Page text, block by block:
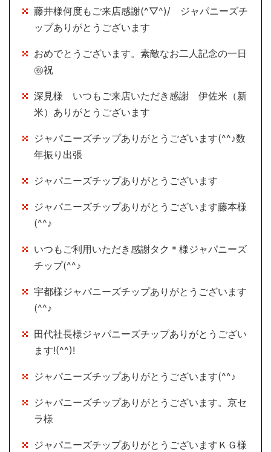
藤井様何度もご来店感謝(^▽^)/ ジャパニーズチ
ップありがとうございます
おめでとうございます。素敵なお二人記念の一日
㊗祝
深見様 いつもご来店いただき感謝 伊佐米（新
米）ありがとうございます
ジャパニーズチップありがとうございます(^^♪数
年振り出張
ジャパニーズチップありがとうございます
ジャパニーズチップありがとうございます藤本様
(^^♪
いつもご利用いただき感謝タク＊様ジャパニーズ
チップ(^^♪
宇都様ジャパニーズチップありがとうございます
(^^♪
田代社長様ジャパニーズチップありがとうござい
ます!(^^)!
ジャパニーズチップありがとうございます(^^♪
ジャパニーズチップありがとうございます。京セ
ラ様
ジャパニーズチップありがとうございますＫＧ様